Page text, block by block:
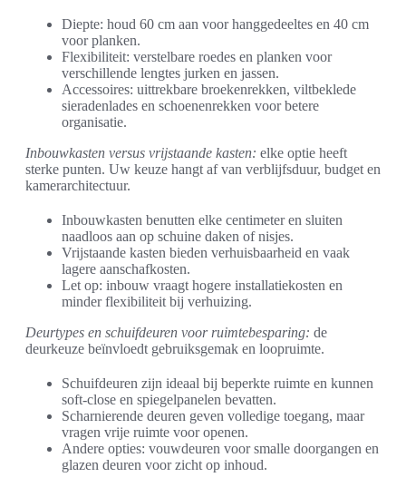
Diepte: houd 60 cm aan voor hanggedeeltes en 40 cm
voor planken.
Flexibiliteit: verstelbare roedes en planken voor
verschillende lengtes jurken en jassen.
Accessoires: uittrekbare broekenrekken, viltbeklede
sieradenlades en schoenenrekken voor betere
organisatie.
Inbouwkasten versus vrijstaande kasten: elke optie heeft
sterke punten. Uw keuze hangt af van verblijfsduur, budget en
kamerarchitectuur.
Inbouwkasten benutten elke centimeter en sluiten
naadloos aan op schuine daken of nisjes.
Vrijstaande kasten bieden verhuisbaarheid en vaak
lagere aanschafkosten.
Let op: inbouw vraagt hogere installatiekosten en
minder flexibiliteit bij verhuizing.
Deurtypes en schuifdeuren voor ruimtebesparing: de
deurkeuze beïnvloedt gebruiksgemak en loopruimte.
Schuifdeuren zijn ideaal bij beperkte ruimte en kunnen
soft-close en spiegelpanelen bevatten.
Scharnierende deuren geven volledige toegang, maar
vragen vrije ruimte voor openen.
Andere opties: vouwdeuren voor smalle doorgangen en
glazen deuren voor zicht op inhoud.